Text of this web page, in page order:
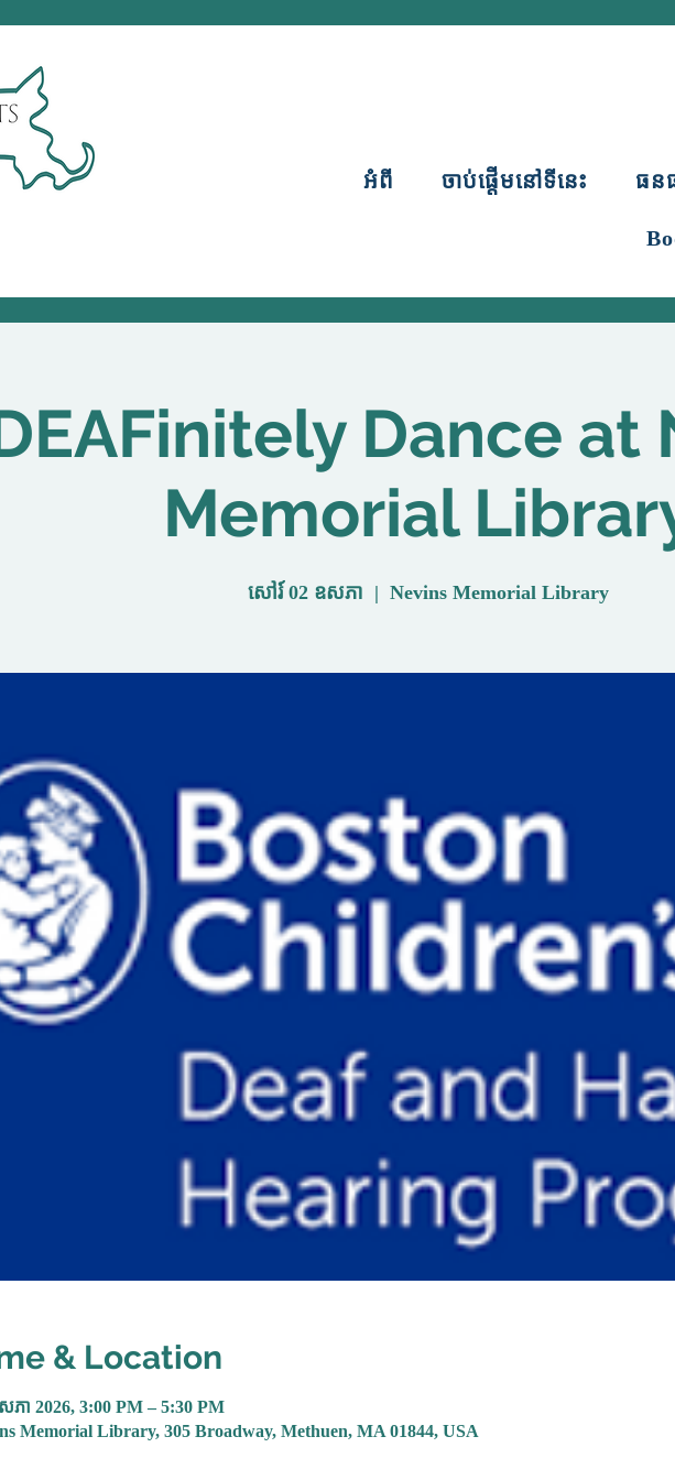
អំពី ចាប់ផ្តើមនៅទីនេះ ធន
Dance at
Memorial
សៅរ៍ 02 ឧសភា
  |
Nevins Memorial Library
& Location
ភា 2026, 3:00 PM – 5:30 PM
Memorial Library, 305 Broadway, Methuen, MA 01844, USA